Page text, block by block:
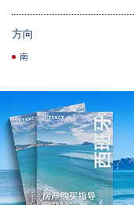
方向
南